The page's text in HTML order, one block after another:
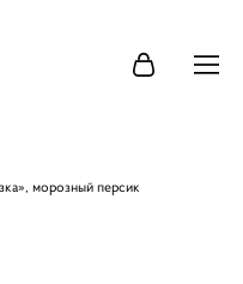
морозный персик